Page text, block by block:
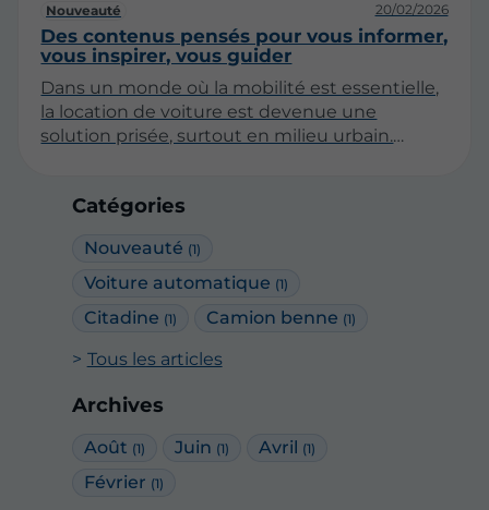
Catégories
Nouveauté (1)
Voiture automatique (1)
Citadine (1) Camion benne (1)
Tous les articles
Archives
Août (1) Juin (1) Avril (1)
Février (1)
Nouveauté 20/02/2026
Des contenus pensés pour vous informer,
vous inspirer, vous guider
Dans un monde où la mobilité est essentielle,
la location de voiture est devenue une
solution prisée, surtout en milieu urbain.
par leur facilité d'utilisation et leur confort. Cet
louer une voiture avec boîte automatique, en
particulier dans les environnements urbains